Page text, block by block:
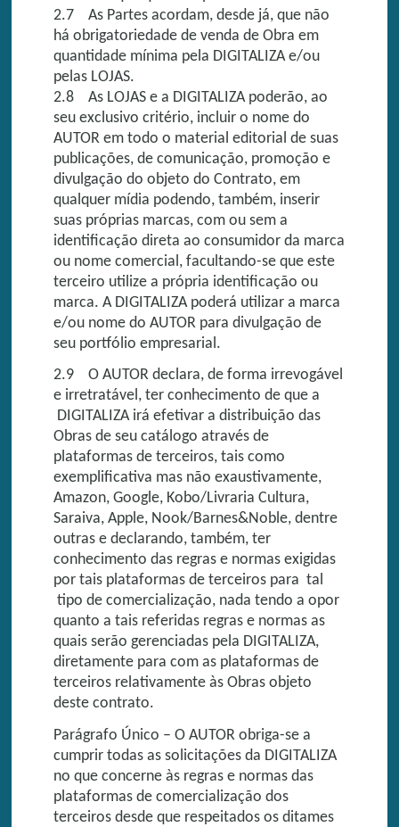
2.7 As Partes acordam, desde já, que não
há obrigatoriedade de venda de Obra em
quantidade mínima pela DIGITALIZA e/ou
pelas LOJAS.
2.8 As LOJAS e a DIGITALIZA poderão, ao
seu exclusivo critério, incluir o nome do
AUTOR em todo o material editorial de suas
publicações, de comunicação, promoção e
divulgação do objeto do Contrato, em
qualquer mídia podendo, também, inserir
suas próprias marcas, com ou sem a
identificação direta ao consumidor da marca
ou nome comercial, facultando-se que este
terceiro utilize a própria identificação ou
marca. A DIGITALIZA poderá utilizar a marca
e/ou nome do AUTOR para divulgação de
seu portfólio empresarial.
2.9 O AUTOR declara, de forma irrevogável
e irretratável, ter conhecimento de que a
DIGITALIZA irá efetivar a distribuição das
Obras de seu catálogo através de
plataformas de terceiros, tais como
exemplificativa mas não exaustivamente,
Amazon, Google, Kobo/Livraria Cultura,
Saraiva, Apple, Nook/Barnes&Noble, dentre
outras e declarando, também, ter
conhecimento das regras e normas exigidas
por tais plataformas de terceiros para tal
tipo de comercialização, nada tendo a opor
quanto a tais referidas regras e normas as
quais serão gerenciadas pela DIGITALIZA,
diretamente para com as plataformas de
terceiros relativamente às Obras objeto
deste contrato.
Parágrafo Único – O AUTOR obriga-se a
cumprir todas as solicitações da DIGITALIZA
no que concerne às regras e normas das
plataformas de comercialização dos
terceiros desde que respeitados os ditames